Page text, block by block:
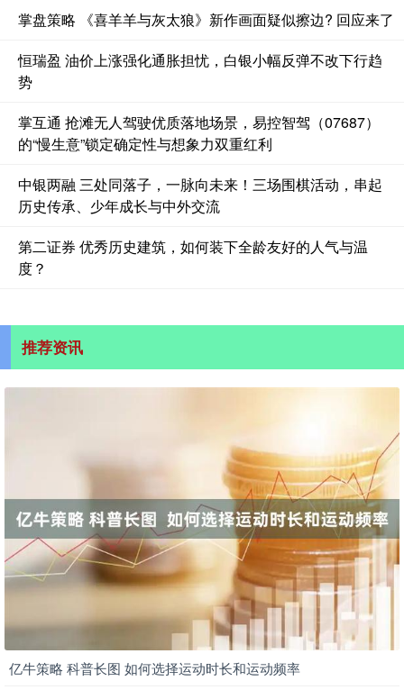
掌盘策略 《喜羊羊与灰太狼》新作画面疑似擦边? 回应来了
恒瑞盈 油价上涨强化通胀担忧，白银小幅反弹不改下行趋
势
掌互通 抢滩无人驾驶优质落地场景，易控智驾（07687）
的“慢生意”锁定确定性与想象力双重红利
中银两融 三处同落子，一脉向未来！三场围棋活动，串起
历史传承、少年成长与中外交流
第二证券 优秀历史建筑，如何装下全龄友好的人气与温
度？
推荐资讯
亿牛策略 科普长图 如何选择运动时长和运动频率